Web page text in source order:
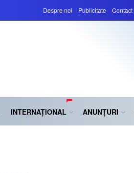
Despre noi Publicitate Contact
INTERNAȚIONAL ANUNȚURI